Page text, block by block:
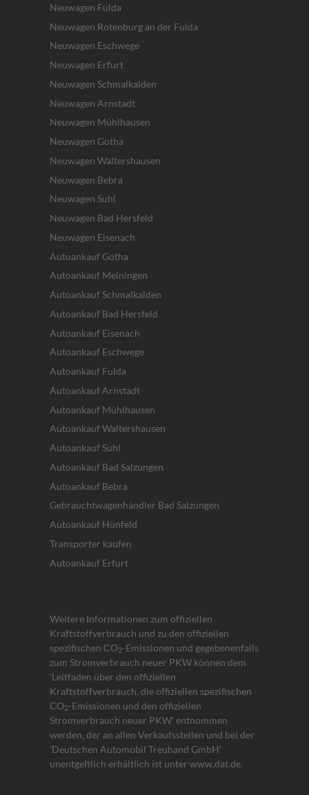
Neuwagen Fulda
Neuwagen Rotenburg an der Fulda
Neuwagen Eschwege
Neuwagen Erfurt
Neuwagen Schmalkalden
Neuwagen Arnstadt
Neuwagen Mühlhausen
Neuwagen Gotha
Neuwagen Waltershausen
Neuwagen Bebra
Neuwagen Suhl
Neuwagen Bad Hersfeld
Neuwagen Eisenach
Autoankauf Gotha
Autoankauf Meiningen
Autoankauf Schmalkalden
Autoankauf Bad Hersfeld
Autoankauf Eisenach
Autoankauf Eschwege
Autoankauf Fulda
Autoankauf Arnstadt
Autoankauf Mühlhausen
Autoankauf Waltershausen
Autoankauf Suhl
Autoankauf Bad Salzungen
Autoankauf Bebra
Gebrauchtwagenhändler Bad Salzungen
Autoankauf Hünfeld
Transporter kaufen
Autoankauf Erfurt
Weitere Informationen zum offiziellen
Kraftstoffverbrauch und zu den offiziellen
spezifischen CO2-Emissionen und gegebenenfalls
zum Stromverbrauch neuer PKW können dem
'Leitfaden über den offiziellen
Kraftstoffverbrauch, die offiziellen spezifischen
CO2-Emissionen und den offiziellen
Stromverbrauch neuer PKW' entnommen
werden, der an allen Verkaufsstellen und bei der
'Deutschen Automobil Treuhand GmbH'
unentgeltlich erhältlich ist unter www.dat.de.